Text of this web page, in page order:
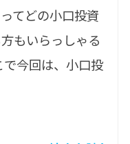
てどの小口投資
もいらっしゃる
今回は、小口投